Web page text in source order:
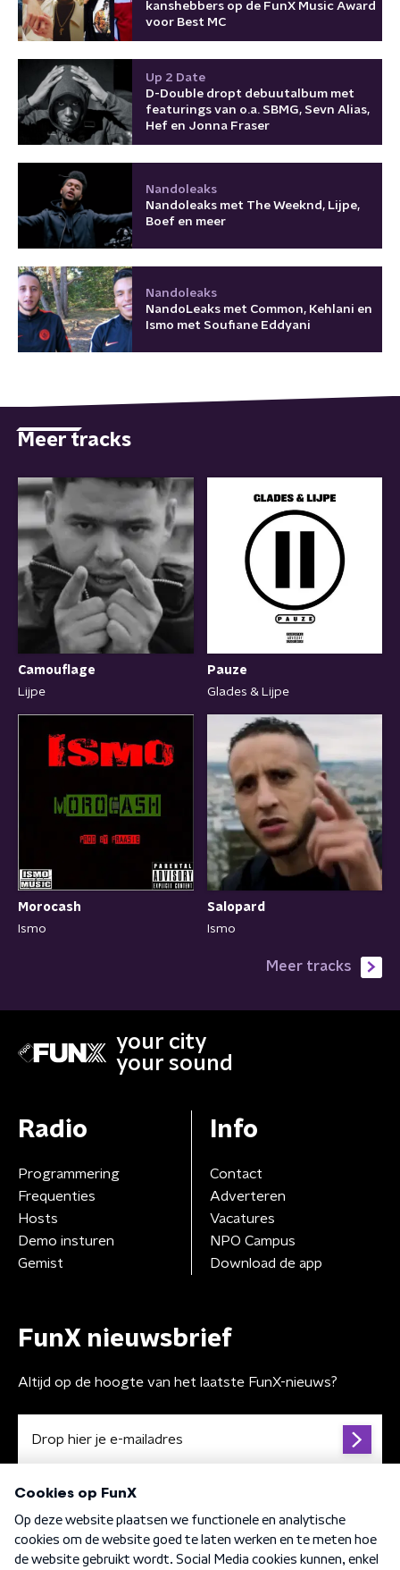
kanshebbers op de FunX Music Award
voor Best MC
Up 2 Date
D-Double dropt debuutalbum met
featurings van o.a. SBMG, Sevn Alias,
Hef en Jonna Fraser
Nandoleaks
Nandoleaks met The Weeknd, Lijpe,
Boef en meer
Nandoleaks
NandoLeaks met Common, Kehlani en
Ismo met Soufiane Eddyani
Meer tracks
Camouflage
Lijpe
Pauze
Glades & Lijpe
Morocash
Ismo
Salopard
Ismo
Meer tracks
your city
your sound
Radio
Programmering
Frequenties
Hosts
Demo insturen
Gemist
Info
Contact
Adverteren
Vacatures
NPO Campus
Download de app
FunX nieuwsbrief
Altijd op de hoogte van het laatste FunX-nieuws?